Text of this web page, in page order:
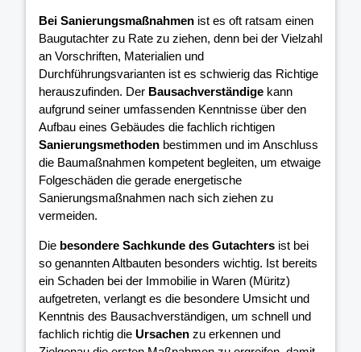
Bei Sanierungsmaßnahmen ist es oft ratsam einen
Baugutachter zu Rate zu ziehen, denn bei der Vielzahl
an Vorschriften, Materialien und
Durchführungsvarianten ist es schwierig das Richtige
herauszufinden. Der Bausachverständige kann
aufgrund seiner umfassenden Kenntnisse über den
Aufbau eines Gebäudes die fachlich richtigen
Sanierungsmethoden bestimmen und im Anschluss
die Baumaßnahmen kompetent begleiten, um etwaige
Folgeschäden die gerade energetische
Sanierungsmaßnahmen nach sich ziehen zu
vermeiden.
Die besondere Sachkunde des Gutachters ist bei
so genannten Altbauten besonders wichtig. Ist bereits
ein Schaden bei der Immobilie in Waren (Müritz)
aufgetreten, verlangt es die besondere Umsicht und
Kenntnis des Bausachverständigen, um schnell und
fachlich richtig die Ursachen zu erkennen und